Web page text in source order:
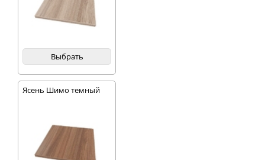
Выбрать
Ясень Шимо темный